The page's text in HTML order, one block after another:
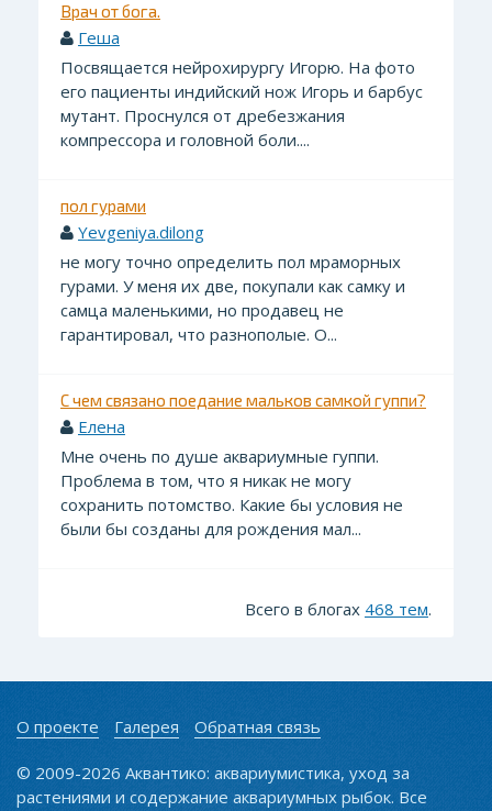
Врач от бога.
Геша
Посвящается нейрохирургу Игорю. На фото
его пациенты индийский нож Игорь и барбус
мутант. Проснулся от дребезжания
компрессора и головной боли....
пол гурами
Yevgeniya.dilong
не могу точно определить пол мраморных
гурами. У меня их две, покупали как самку и
самца маленькими, но продавец не
гарантировал, что разнополые. О...
С чем связано поедание мальков самкой гуппи?
Елена
Мне очень по душе аквариумные гуппи.
Проблема в том, что я никак не могу
сохранить потомство. Какие бы условия не
были бы созданы для рождения мал...
Всего в блогах 468 тем.
О проекте Галерея Обратная связь
© 2009-2026 Аквантико: аквариумистика, уход за
растениями и содержание аквариумных рыбок. Все